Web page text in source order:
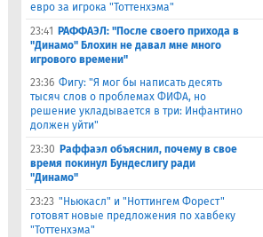
евро за игрока "Тоттенхэма"
23:41
РАФФАЭЛ: "После своего прихода в
"Динамо" Блохин не давал мне много
игрового времени"
23:36 Фигу: "Я мог бы написать десять
тысяч слов о проблемах ФИФА, но
решение укладывается в три: Инфантино
должен уйти"
23:30 Раффаэл объяснил, почему в свое
время покинул Бундеслигу ради
"Динамо"
23:23 "Ньюкасл" и "Ноттингем Форест"
готовят новые предложения по хавбеку
"Тоттенхэма"